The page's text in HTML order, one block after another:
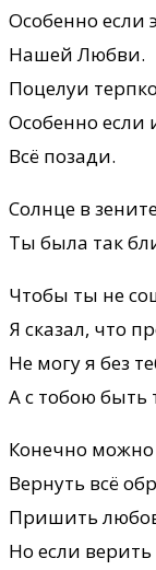
Особенно если
Нашей Любви.
Поцелуи
Особенно если
Всё позади.
Солнце в
Ты была так
Чтобы ты не
Я сказал, что
Не могу я без
А с тобою быть
Конечно можно
Вернуть всё
Пришить
Но если